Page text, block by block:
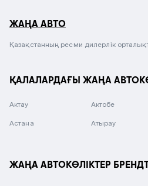
ЖАҢА АВТО
Қазақстанның ресми дилерлік
ҚАЛАЛАРДАҒЫ ЖАҢА
Актау Актобе
Астана Атырау
ЖАҢА АВТОКӨЛІКТЕР